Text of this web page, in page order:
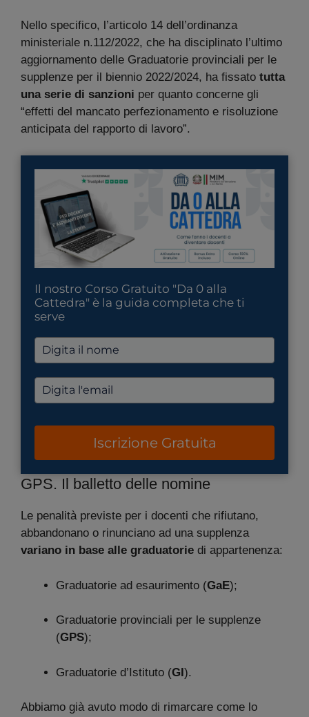
Nello specifico, l’articolo 14 dell’ordinanza
ministeriale n.112/2022, che ha disciplinato l’ultimo
aggiornamento delle Graduatorie provinciali per le
supplenze per il biennio 2022/2024, ha fissato tutta
una serie di sanzioni per quanto concerne gli
“effetti del mancato perfezionamento e risoluzione
anticipata del rapporto di lavoro”.
Il nostro Corso Gratuito "Da 0 alla
Cattedra" è la guida completa che ti
serve
Iscrizione Gratuita
GPS. Il balletto delle nomine
Le penalità previste per i docenti che rifiutano,
abbandonano o rinunciano ad una supplenza
variano in base alle graduatorie di appartenenza:
Graduatorie ad esaurimento (GaE);
Graduatorie provinciali per le supplenze
(GPS);
Graduatorie d’Istituto (GI).
Abbiamo già avuto modo di rimarcare come lo